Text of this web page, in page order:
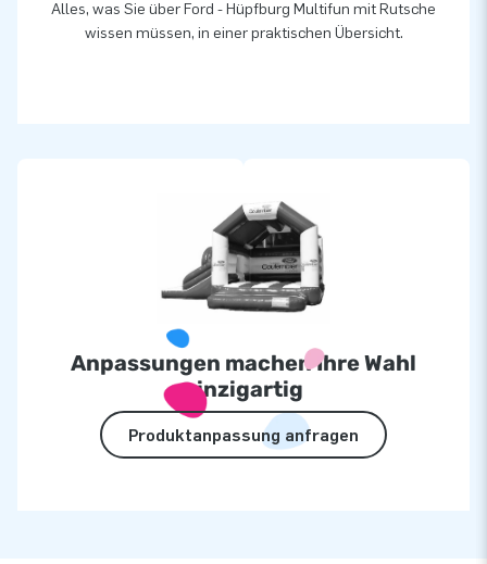
Alles, was Sie über Ford - Hüpfburg Multifun mit Rutsche
wissen müssen, in einer praktischen Übersicht.
Anpassungen machen Ihre Wahl
einzigartig
Produktanpassung anfragen